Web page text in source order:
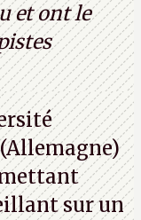
et ont le
sur un